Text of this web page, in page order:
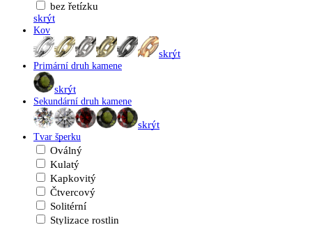
bez řetízku
skrýt
Kov
skrýt
Primární druh kamene
skrýt
Sekundární druh kamene
skrýt
Tvar šperku
Oválný
Kulatý
Kapkovitý
Čtvercový
Solitérní
Stylizace rostlin